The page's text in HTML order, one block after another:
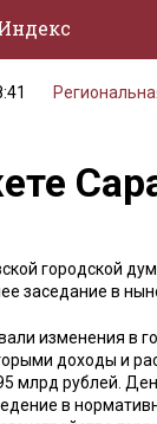
городской
заседание в
изменения в
доходы и
млрд рублей.
в